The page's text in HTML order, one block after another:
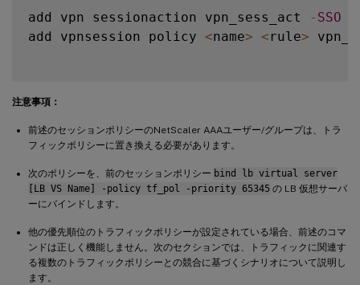
add vpn sessionaction vpn_sess_act - SSO
add vpnsession policy <name> < rule>
注意事項：
前述のセッションポリシーのNetScaler AAAユーザー/グループは、トラ
フィックポリシーに置き換える必要があります。
次のポリシーを、前のセッションポリシー bind lb virtual server
[LB VS Name] -policy tf_pol -priority 65345 の LB 仮想サーバ
ーにバインドします。
他の優先順位のトラフィックポリシーが設定されている場合、前述のコマ
ンドは正しく機能しません。次のセクションでは、トラフィックに関連す
る複数のトラフィックポリシーとの競合に基づくシナリオについて説明し
ます。